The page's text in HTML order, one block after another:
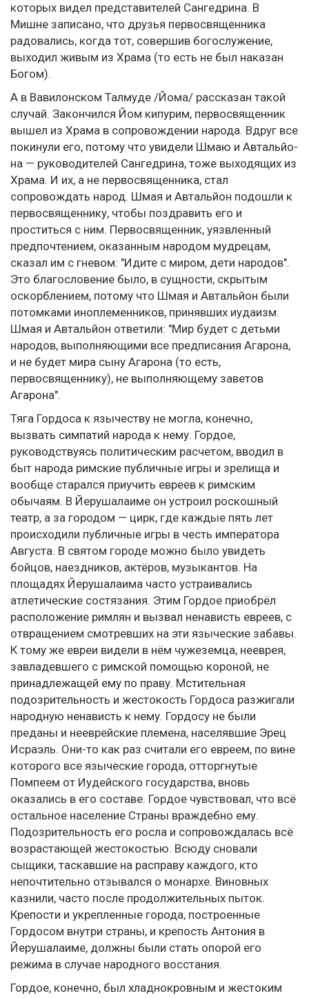
которых видел представителей Сангедрина. В
Мишне записано, что друзья первосвященника
радовались, когда тот, совершив богослужение,
выходил живым из Храма (то есть не был наказан
Богом).
А в Вавилонском Талмуде /Йома/ рассказан такой
случай. Закончился Йом кипурим, первосвященник
вышел из Храма в сопровождении народа. Вдруг все
покинули его, потому что увидели Шмаю и Автальйо-
на — руководителей Сангедрина, тоже выходящих из
Храма. И их, а не первосвященника, стал
сопровождать народ. Шмая и Автальйон подошли к
первосвященнику, чтобы поздравить его и
проститься с ним. Первосвященник, уязвленный
предпочтением, оказанным народом мудрецам,
сказал им с гневом: "Идите с миром, дети народов".
Это благословение было, в сущности, скрытым
оскорблением, потому что Шмая и Автальйон были
потомками иноплеменников, принявших иудаизм.
Шмая и Автальйон ответили: "Мир будет с детьми
народов, выполняющими все предписания Агарона,
и не будет мира сыну Агарона (то есть,
первосвященнику), не выполняющему заветов
Агарона".
Тяга Гордоса к язычеству не могла, конечно,
вызвать симпатий народа к нему. Гордое,
руководствуясь политическим расчетом, вводил в
быт народа римские публичные игры и зрелища и
вообще старался приучить евреев к римским
обычаям. В Йерушалаиме он устроил роскошный
театр, а за городом — цирк, где каждые пять лет
происходили публичные игры в честь императора
Августа. В святом городе можно было увидеть
бойцов, наездников, актёров, музыкантов. На
площадях Йерушалаима часто устраивались
атлетические состязания. Этим Гордое приобрёл
расположение римлян и вызвал ненависть евреев, с
отвращением смотревших на эти языческие забавы.
К тому же евреи видели в нём чужеземца, нееврея,
завладевшего с римской помощью короной, не
принадлежащей ему по праву. Мстительная
подозрительность и жестокость Гордоса разжигали
народную ненависть к нему. Гордосу не были
преданы и нееврейские племена, населявшие Эрец
Исраэль. Они-то как раз считали его евреем, по вине
которого все языческие города, отторгнутые
Помпеем от Иудейского государства, вновь
оказались в его составе. Гордое чувствовал, что всё
остальное население Страны враждебно ему.
Подозрительность его росла и сопровождалась всё
возрастающей жестокостью. Всюду сновали
сыщики, таскавшие на расправу каждого, кто
непочтительно отзывался о монархе. Виновных
казнили, часто после продолжительных пыток.
Крепости и укрепленные города, построенные
Гордосом внутри страны, и крепость Антония в
Йерушалаиме, должны были стать опорой его
режима в случае народного восстания.
Гордое, конечно, был хладнокровным и жестоким